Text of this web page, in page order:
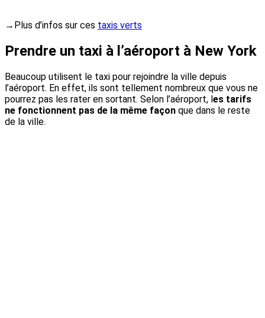
→Plus d’infos sur ces taxis verts
Prendre un taxi à l’aéroport à New York
Beaucoup utilisent le taxi pour rejoindre la ville depuis
l’aéroport. En effet, ils sont tellement nombreux que vous ne
pourrez pas les rater en sortant. Selon l’aéroport, les tarifs
ne fonctionnent pas de la même façon que dans le reste
de la ville.